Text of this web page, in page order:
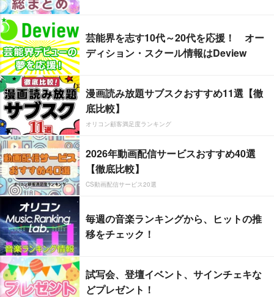
芸能界を志す10代～20代を応援！ オー
ディション・スクール情報はDeview
漫画読み放題サブスクおすすめ11選【徹
底比較】
オリコン顧客満足度ランキング
2026年動画配信サービスおすすめ40選
【徹底比較】
CS動画配信サービス20選
毎週の音楽ランキングから、ヒットの推
移をチェック！
試写会、登壇イベント、サインチェキな
どプレゼント！